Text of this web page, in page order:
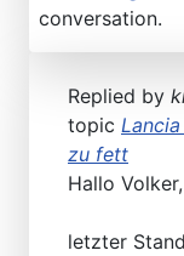
conversation.
Replied by
topic
zu fett
Hallo Volker,
letzter